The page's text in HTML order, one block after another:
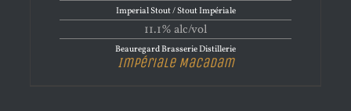
Imperial Stout / Stout Impériale
11.1% alc/vol
Beauregard Brasserie Distillerie
Impériale Macadam